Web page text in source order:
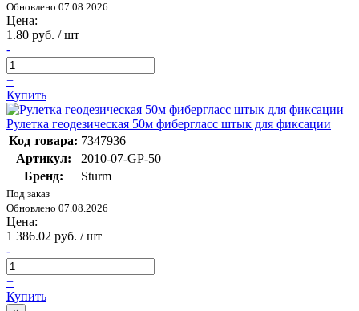
Обновлено 07.08.2026
Цена:
1.80 руб. / шт
-
+
Купить
Рулетка геодезическая 50м фибергласс штык для фиксации
Код товара: 7347936
Артикул:
2010-07-GP-50
Бренд:
Sturm
Под заказ
Обновлено 07.08.2026
Цена:
1 386.02 руб. / шт
-
+
Купить